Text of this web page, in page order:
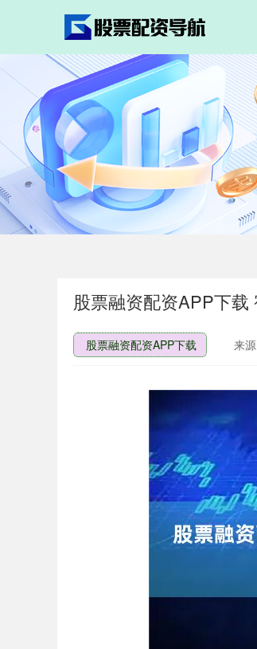
股票融资配资APP下
股票融资配资APP下载 来